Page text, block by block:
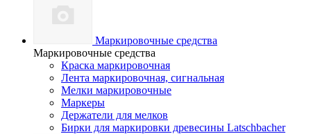
Маркировочные средства
Маркировочные средства
Краска маркировочная
Лента маркировочная, сигнальная
Мелки маркировочные
Маркеры
Держатели для мелков
Бирки для маркировки древесины Latschbacher